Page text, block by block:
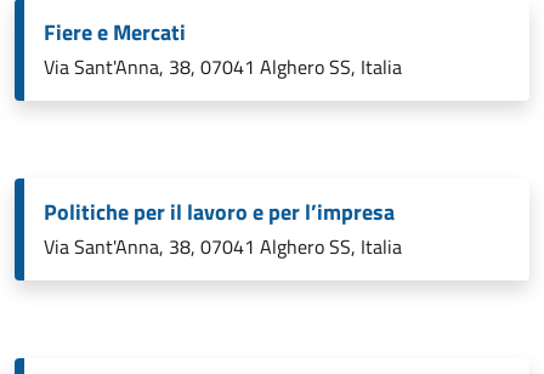
Fiere e Mercati
Via Sant'Anna, 38, 07041 Alghero SS, Italia
Politiche per il lavoro e per l’impresa
Via Sant'Anna, 38, 07041 Alghero SS, Italia